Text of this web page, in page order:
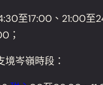
至17:00、21:00至
；
境岑嶺時段：